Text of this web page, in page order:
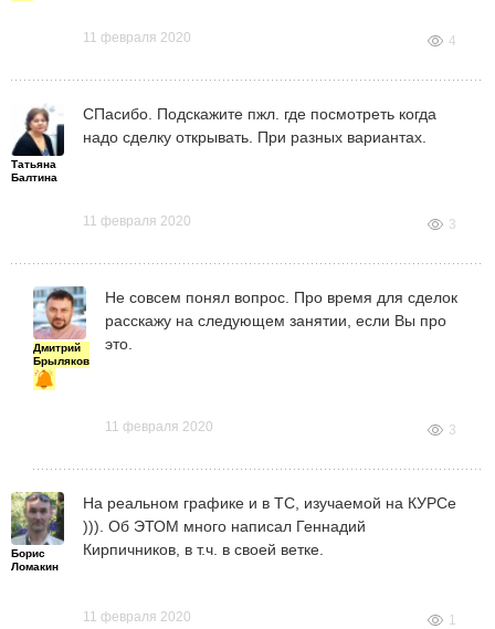
11 февраля 2020 4
Татьяна
Балтина
СПасибо. Подскажите пжл. где посмотреть когда
надо сделку открывать. При разных вариантах.
11 февраля 2020 3
Дмитрий
Брыляков
Не совсем понял вопрос. Про время для сделок
расскажу на следующем занятии, если Вы про
это.
11 февраля 2020 3
Борис
Ломакин
На реальном графике и в ТС, изучаемой на КУРСе
))). Об ЭТОМ много написал Геннадий
Кирпичников, в т.ч. в своей ветке.
11 февраля 2020 1